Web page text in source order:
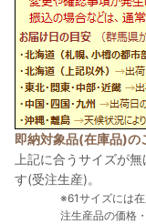
即納対象品(在庫品)の
上記に合うサイズが
す(受注生産)。
※61サイズには
注生産品の価格